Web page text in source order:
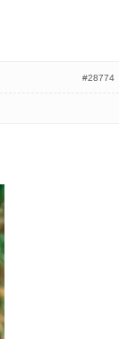
#28774